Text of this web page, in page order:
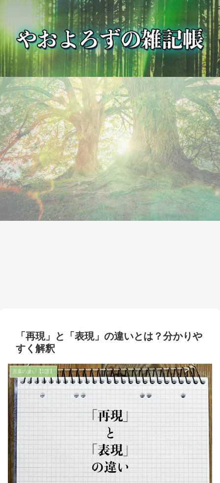
「再現」と「表現」の違いとは？分かりや
すく解釈
言葉の違い【2語】